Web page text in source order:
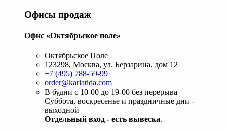
Офисы продаж
Офис «Октябрьское поле»
Октябрьское Поле
123298, Москва, ул. Берзарина, дом 12
+7 (495) 788-59-99
order@kariatida.com
В будни с 10-00 до 19-00 без перерыва
Суббота, воскресенье и праздничные дни -
выходной
Отдельный вход - есть вывеска.